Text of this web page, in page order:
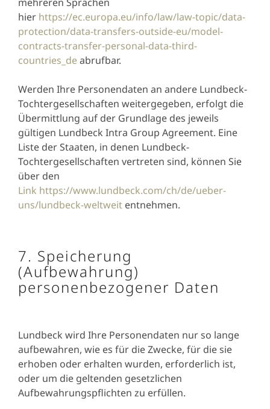
hier https://ec.europa.eu/info/law/law-topic/data-
protection/data-transfers-outside-eu/model-
contracts-transfer-personal-data-third-
countries_deabrufbar.
Werden Ihre Personendaten an andere Lundbeck-
Tochtergesellschaften weitergegeben, erfolgt die
Übermittlung auf der Grundlage des jeweils
gültigen Lundbeck Intra Group Agreement. Eine
Liste der Staaten, in denen Lundbeck-
Tochtergesellschaften vertreten sind, können Sie
über den
Link https://www.lundbeck.com/ch/de/ueber-
uns/lundbeck-weltweit entnehmen.
7. Speicherung
(Aufbewahrung)
personenbezogener Daten
Lundbeck wird Ihre Personendaten nur so lange
aufbewahren, wie es für die Zwecke, für die sie
erhoben oder erhalten wurden, erforderlich ist,
oder um die geltenden gesetzlichen
Aufbewahrungspflichten zu erfüllen.